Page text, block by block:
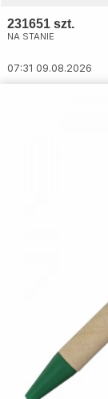
231651 szt.
NA STANIE
07:31 09.08.2026